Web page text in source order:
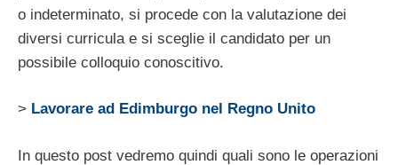
o indeterminato, si procede con la valutazione dei
diversi curricula e si sceglie il candidato per un
possibile colloquio conoscitivo.
> Lavorare ad Edimburgo nel Regno Unito
In questo post vedremo quindi quali sono le operazioni